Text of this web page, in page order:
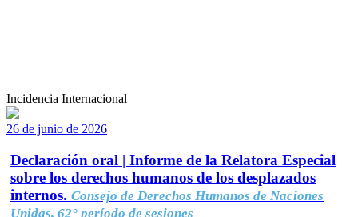
Incidencia Internacional
26 de junio de 2026
Declaración oral | Informe de la Relatora Especial
sobre los derechos humanos de los desplazados
internos. Consejo de Derechos Humanos de Naciones
Unidas, 62° período de sesiones